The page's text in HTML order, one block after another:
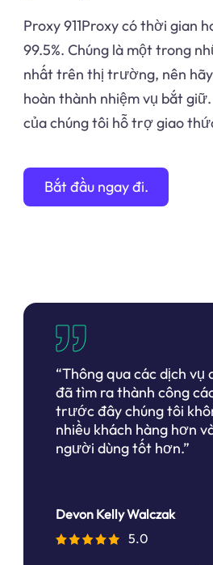
Proxy 911Proxy có thời gian
99.5%. Chúng là một trong
nhất trên thị trường, nên
hoàn thành nhiệm vụ bắt
của chúng tôi hỗ trợ giao
Bắt đầu ngay đi.
“Thông qua các dịch vụ
đã tìm ra thành công
trước đây chúng tôi
nhiều khách hàng hơn
người dùng tốt hơn.”
Devon Kelly Walczak
5.0